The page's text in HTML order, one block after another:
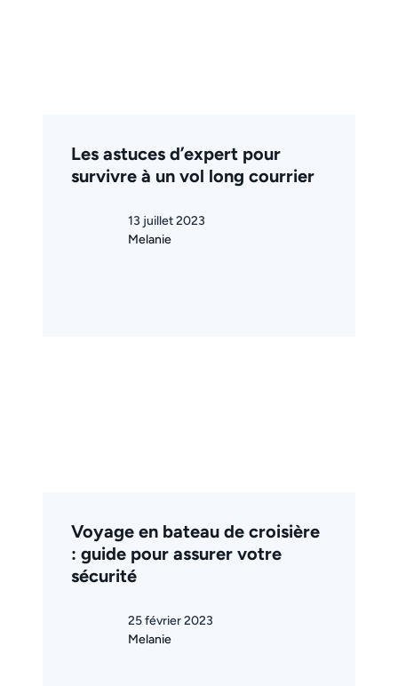
Les astuces d’expert pour
survivre à un vol long courrier
13 juillet 2023
Melanie
Voyage en bateau de croisière
: guide pour assurer votre
sécurité
25 février 2023
Melanie